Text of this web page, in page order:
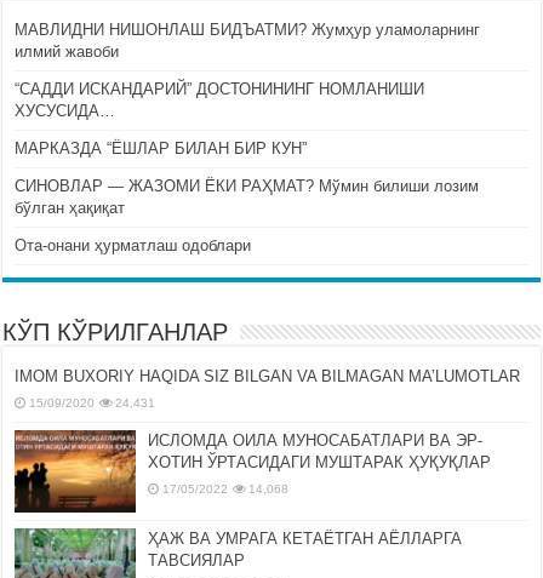
МАВЛИДНИ НИШОНЛАШ БИДЪАТМИ? Жумҳур уламоларнинг
илмий жавоби
“САДДИ ИСКАНДАРИЙ” ДОСТОНИНИНГ НОМЛАНИШИ
ХУСУСИДА…
МАРКАЗДА “ЁШЛАР БИЛАН БИР КУН”
СИНОВЛАР — ЖАЗОМИ ЁКИ РАҲМАТ? Мўмин билиши лозим
бўлган ҳақиқат
Ота-онани ҳурматлаш одоблари
КЎП КЎРИЛГАНЛАР
IMOM BUXORIY HAQIDA SIZ BILGAN VA BILMAGAN MA’LUMOTLAR
15/09/2020 24,431
ИСЛОМДА ОИЛА МУНОСАБАТЛАРИ ВА ЭР-
ХОТИН ЎРТАСИДАГИ МУШТАРАК ҲУҚУҚЛАР
17/05/2022 14,068
ҲАЖ ВА УМРАГА КЕТАЁТГАН АЁЛЛАРГА
ТАВСИЯЛАР